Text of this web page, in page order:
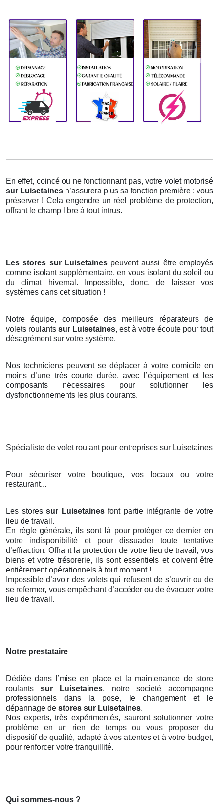
En effet, coincé ou ne fonctionnant pas, votre volet motorisé
sur Luisetaines n’assurera plus sa fonction première : vous
préserver ! Cela engendre un réel problème de protection,
offrant le champ libre à tout intrus.
Les stores sur Luisetaines peuvent aussi être employés
comme isolant supplémentaire, en vous isolant du soleil ou
du climat hivernal. Impossible, donc, de laisser vos
systèmes dans cet situation !
Notre équipe, composée des meilleurs réparateurs de
volets roulantssur Luisetaines, est à votre écoute pour tout
désagrément sur votre système.
Nos techniciens peuvent se déplacer à votre domicile en
moins d’une très courte durée, avec l’équipement et les
composants nécessaires pour solutionner les
dysfonctionnements les plus courants.
Spécialiste de volet roulant pour entreprises sur Luisetaines
Pour sécuriser votre boutique, vos locaux ou votre
restaurant...
Les stores sur Luisetaines font partie intégrante de votre
lieu de travail.
En règle générale, ils sont là pour protéger ce dernier en
votre indisponibilité et pour dissuader toute tentative
d’effraction. Offrant la protection de votre lieu de travail, vos
biens et votre trésorerie, ils sont essentiels et doivent être
entièrement opérationnels à tout moment !
Impossible d’avoir des volets qui refusent de s’ouvrir ou de
se refermer, vous empêchant d’accéder ou de évacuer votre
lieu de travail.
Notre prestataire
Dédiée dans l’mise en place et la maintenance de store
roulantssur Luisetaines, notre société accompagne
professionnels dans la pose, le changement et le
dépannage de stores sur Luisetaines.
Nos experts, très expérimentés, sauront solutionner votre
problème en un rien de temps ou vous proposer du
dispositif de qualité, adapté à vos attentes et à votre budget,
pour renforcer votre tranquillité.
Qui sommes-nous ?